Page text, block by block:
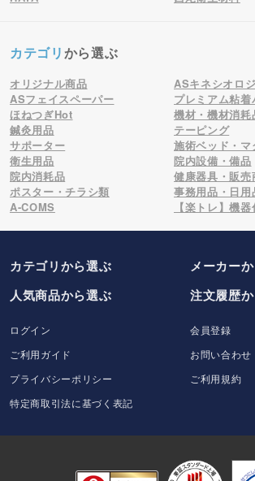
カテゴリから選ぶ
オリジナル商品
ASキネシオロ
ASフェイスペーパー
プレミアム粘着
ほねつぎHot
機材・機材消耗
鍼灸用品
テーピング
サポーター
施術ベッド・マ
衛生用品
院内設備・備品
院内消耗品
健康器具・販売
ポスター・チラシ類
事務用品・日用
A-COMS
【楽トレ】機
カテゴリから選ぶ メーカー
人気商品から選ぶ
注文履歴
ログイン
会員登録
ご利用ガイド
お問い合わせ
プライバシーポリシー
ご利用規約
特定商取引法に基づく表記